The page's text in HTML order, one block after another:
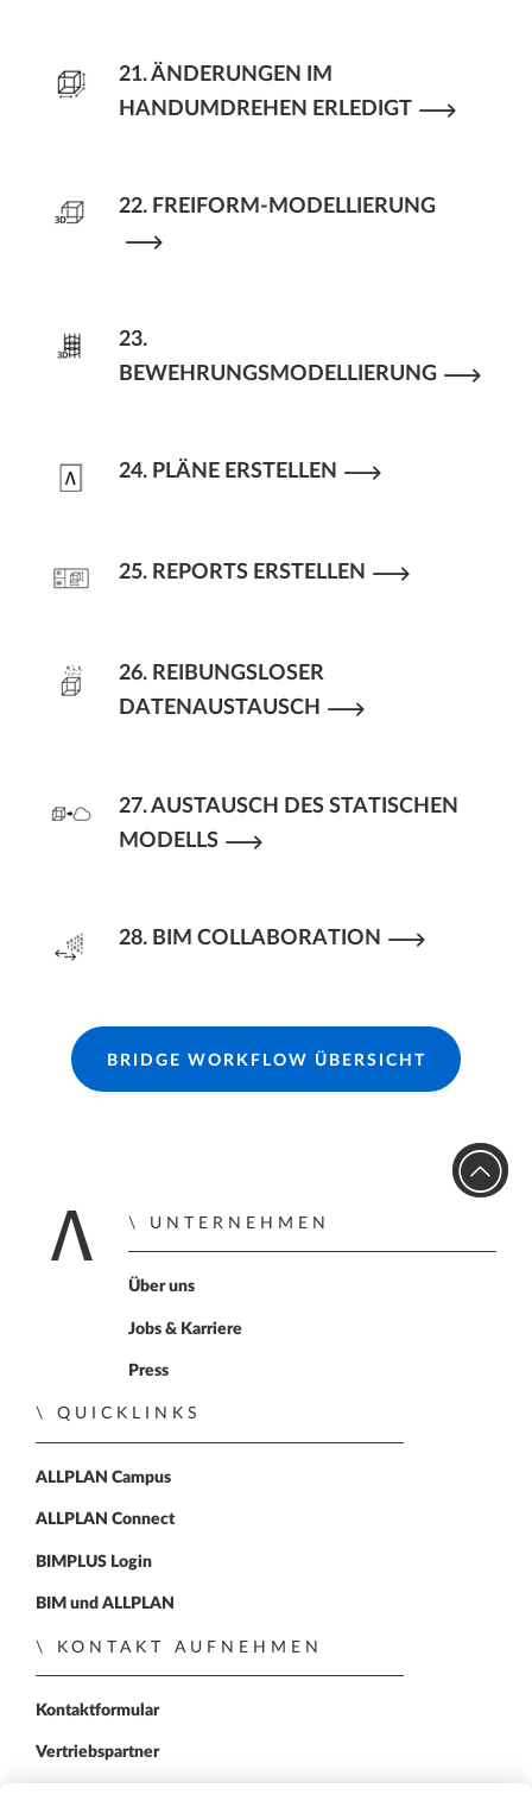
21. ÄNDERUNGEN IM
HANDUMDREHEN ERLEDIGT
22. FREIFORM-MODELLIERUNG
23.
BEWEHRUNGSMODELLIERUNG
24. PLÄNE ERSTELLEN
25. REPORTS ERSTELLEN
26. REIBUNGSLOSER
DATENAUSTAUSCH
27. AUSTAUSCH DES STATISCHEN
MODELLS
28. BIM COLLABORATION
BRIDGE WORKFLOW ÜBERSICHT
Zur Startseite
UNTERNEHMEN
Über uns
Jobs & Karriere
Press
QUICKLINKS
ALLPLAN Campus
ALLPLAN Connect
BIMPLUS Login
BIM und ALLPLAN
KONTAKT AUFNEHMEN
Kontaktformular
Vertriebspartner